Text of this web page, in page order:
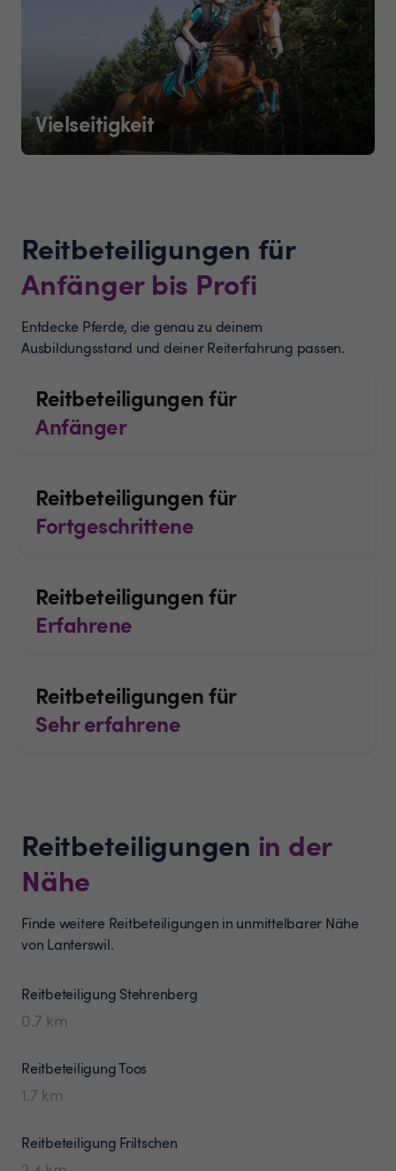
Vielseitigkeit
Reitbeteiligungen für
Anfänger bis Profi
Entdecke Pferde, die genau zu deinem
Ausbildungsstand und deiner Reiterfahrung passen.
Reitbeteiligungen für
Anfänger
Reitbeteiligungen für
Fortgeschrittene
Reitbeteiligungen für
Erfahrene
Reitbeteiligungen für
Sehr erfahrene
Reitbeteiligungen in der
Nähe
Finde weitere Reitbeteiligungen in unmittelbarer Nähe
von Lanterswil.
Reitbeteiligung Stehrenberg
0.7 km
ReitbeteiligungToos
1.7 km
Reitbeteiligung Friltschen